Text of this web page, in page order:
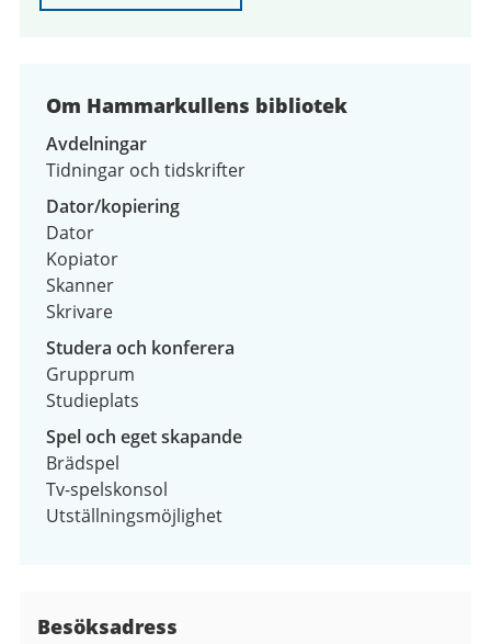
Om Hammarkullens bibliotek
Avdelningar
Tidningar och tidskrifter
Dator/kopiering
Dator
Kopiator
Skanner
Skrivare
Studera och konferera
Grupprum
Studieplats
Spel och eget skapande
Brädspel
Tv-spelskonsol
Utställningsmöjlighet
Besöksadress